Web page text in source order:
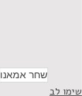
שחר אמאנו
שימו לב